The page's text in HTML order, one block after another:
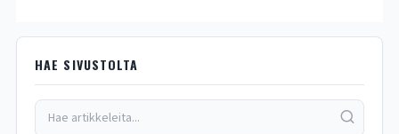
HAE SIVUSTOLTA